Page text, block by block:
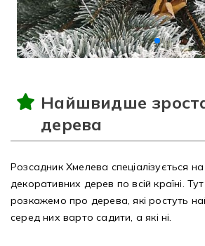
Ліани
Багаторічники
Виноград
Книги
Рубрикатор
Інформація
Найшвидше
дерева
Розсадник Хмелева спеціалізується
декоративних дерев по всій країні.
розкажемо про дерева, які ростуть
серед них варто садити, а які ні.